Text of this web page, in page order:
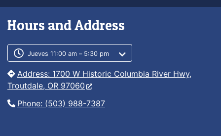
Hours and Address
Customer service phone number
Customer service weekly hours
Jueves 11:00 am – 5:30 pm
Address: 1700 W Historic Columbia River Hwy,
Troutdale, OR 97060
Phone: (503) 988-7387